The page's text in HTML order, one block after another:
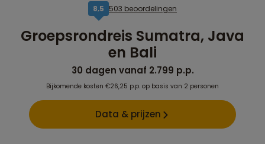
8,5 503 beoordelingen
Groepsrondreis Sumatra, Java
en Bali
30 dagen vanaf 2.799 p.p.
Bijkomende kosten €26,25 p.p. op basis van 2 personen
Data & prijzen